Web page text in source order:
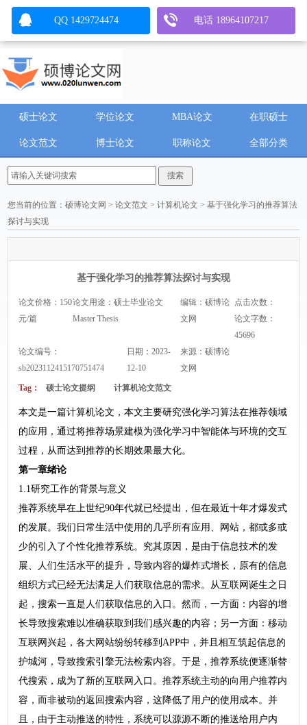
硕士论文 学位论文 MBA论文 在职硕士
论文范文 博士论文 职称论文 全部分类
您当前的位置：硕博论文网 >论文范文 >计算机论文 > 基于强化学习的推荐算法
探讨与实现
基于强化学习的推荐算法探讨与实现
论文价格：150
元/篇
论文用途：硕士毕业论文
Master Thesis
编辑：硕博论
文网
点击次数：
论文字数：
45696
论文编号：
sb2023112415170751474
日期：2023-
12-10
来源：硕博论
文网
Tag： 硕士论文提纲 计算机论文范文
本文是一篇计算机论文，本文主要研究强化学习算法在推荐领域
的应用，通过将推荐场景建模为强化学习中智能体与环境的交互
过程，从而达到推荐的长期效果最大化。
第一章绪论
1.1研究工作的背景与意义
推荐系统早在上世纪90年代就已经提出，但在最近十年才爆发式
的发展。我们日常生活中使用的几乎所有应用、网站，都或多或
少的引入了个性化推荐系统。究其原因，是由于信息技术的发
展、人们生活水平的提升，导致内容的爆炸式增长，原有的信息
组织方式已经无法满足人们获取信息的需求。从互联网诞生之日
起，搜索一直是人们获取信息的入口。然而，一方面：内容的增
长导致搜索难以准确获取到我们感兴趣的内容；另一方面：移动
互联网兴起，各大网站纷纷转移到APP中，并且相互筑起信息的
护城河，导致搜索引擎无法检索内容。于是，推荐系统便逐渐替
代搜索，成为了新的互联网入口。推荐系统主动的向用户推荐内
容，而非被动的返回搜索内容，这降低了用户的使用成本。并
且，由于主动推送的特性，系统可以源源不断的推送给用户内
QQ 1429724474 电话 18964107217